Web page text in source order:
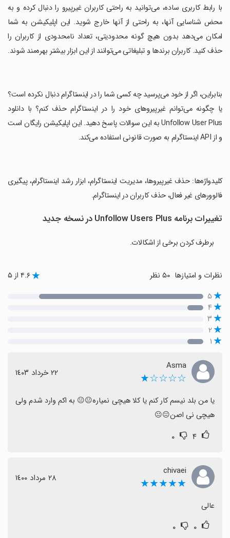
‏با رابط کاربری ساده، می‌توانید به راحتی کاربران غیرپیرو را دنبال کرده و به
محض شناسایی آنها، به راحتی از آنها خارج شوید. این اپلیکیشن به شما
امکان می‌دهد بدون هیچ گونه محدودیتی، تعداد نامحدودی از کاربران را
حذف کنید. کاربران برندها و تبلیغاتی می‌توانند از این ابزار بیشتر بهره‌مند شوند.
‏بنابراین، اگر از خود می‌پرسید چه کسی شما را در اینستاگرام دنبال نکرده است؟
یا چگونه می‌توانم غیرپیروهای خود را در اینستاگرام حذف کنم؟ با دانلود
Unfollow User Plus به این سوالات پاسخ دهید. این اپلیکیشن رایگان است
و از API اینستاگرام به صورت قانونی استفاده می‌کند.
‏کلیدواژه‌ها: حذف غیرپیروها، مدیریت اینستاگرام، ابزار رشد اینستاگرام، پیگیری
فالوورهای غیر فعال، حذف کاربران در اینستاگرام.
تغییرات برنامه Unfollow Users Plus در نسخه جدید
برطرف کردن برخی از اشکالات.
نظرات و امتیازها ۴.۶ از ۵
۵
۴
۳
۲
۱
Asma
☆☆☆☆★ ٢٢ خرداد ١٤٠٣
هیچی نی اصن😐😐
۴ ۰
chivaei
★★★★★ ٢٨ مرداد ١٤٠٠
عالی
۰ ۰